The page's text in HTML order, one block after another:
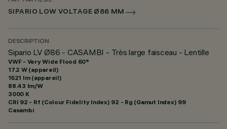
SIPARIO LOW VOLTAGE Ø86 MM
DESCRIPTION
Sipario LV Ø86 - CASAMBI - Très large faisceau - Lentille
VWF - Very Wide Flood 60°
17.2 W (appareil)
1521 lm (appareil)
88.43 lm/W
3000 K
CRI 92 - Rf (Colour Fidelity Index) 92 - Rg (Gamut Index) 99
Casambi